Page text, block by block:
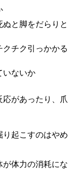
と脚をだらりと
チク引っかかる
いないか
があったり、爪
り起こすのはやめ
が体力の消耗にな